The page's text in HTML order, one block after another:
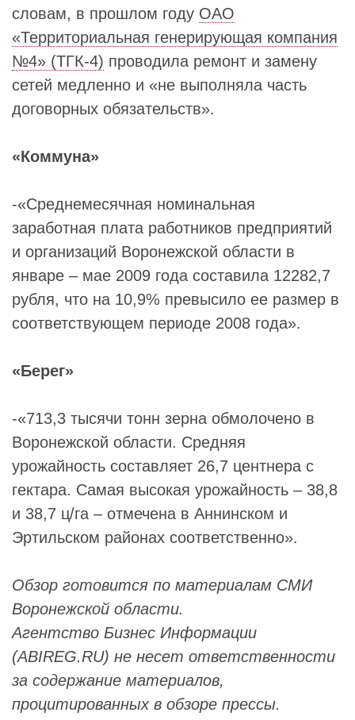
словам, в прошлом году ОАО
«Территориальная генерирующая компания
№4» (ТГК-4) проводила ремонт и замену
сетей медленно и «не выполняла часть
договорных обязательств».
«Коммуна»
-«Среднемесячная номинальная
заработная плата работников предприятий
и организаций Воронежской области в
январе – мае 2009 года составила 12282,7
рубля, что на 10,9% превысило ее размер в
соответствующем периоде 2008 года».
«Берег»
-«713,3 тысячи тонн зерна обмолочено в
Воронежской области. Средняя
урожайность составляет 26,7 центнера с
гектара. Самая высокая урожайность – 38,8
и 38,7 ц/га – отмечена в Аннинском и
Эртильском районах соответственно».
Обзор готовится по материалам СМИ
Воронежской области.
Агентство Бизнес Информации
(ABIREG.RU) не несет ответственности
за содержание материалов,
процитированных в обзоре прессы.